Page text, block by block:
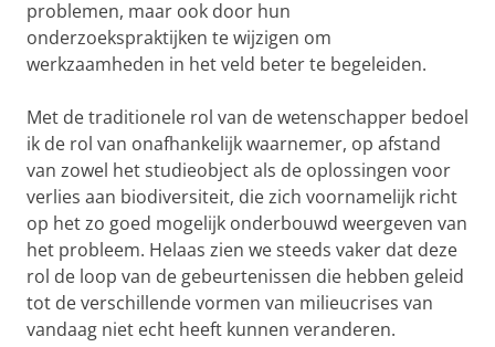
problemen, maar ook door hun
onderzoekspraktijken te wijzigen om
werkzaamheden in het veld beter te begeleiden.
Met de traditionele rol van de wetenschapper bedoel
ik de rol van onafhankelijk waarnemer, op afstand
van zowel het studieobject als de oplossingen voor
verlies aan biodiversiteit, die zich voornamelijk richt
op het zo goed mogelijk onderbouwd weergeven van
het probleem. Helaas zien we steeds vaker dat deze
rol de loop van de gebeurtenissen die hebben geleid
tot de verschillende vormen van milieucrises van
vandaag niet echt heeft kunnen veranderen.